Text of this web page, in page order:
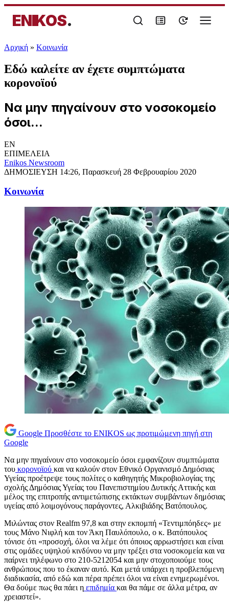
ENIKOS.
Αρχική » Κοινωνία
Εδώ καλείτε αν έχετε συμπτώματα
κορονοϊού
Να μην πηγαίνουν στο νοσοκομείο
όσοι...
EN
ΕΠΙΜΕΛΕΙΑ
Enikos Newsroom
ΔΗΜΟΣΙΕΥΣΗ 14:26, Παρασκευή 28 Φεβρουαρίου 2020
Κοινωνία
Google Προσθέστε το ENIKOS ως προτιμώμενη πηγή στη
Google
Να μην πηγαίνουν στο νοσοκομείο όσοι εμφανίζουν συμπτώματα
του κορονοϊού και να καλούν στον Εθνικό Οργανισμό Δημόσιας
Υγείας προέτρεψε τους πολίτες ο καθηγητής Μικροβιολογίας της
σχολής Δημόσιας Υγείας του Πανεπιστημίου Δυτικής Αττικής και
μέλος της επιτροπής αντιμετώπισης εκτάκτων συμβάντων δημόσιας
υγείας από λοιμογόνους παράγοντες, Αλκιβιάδης Βατόπουλος.
Μιλώντας στον Realfm 97,8 και στην εκπομπή «Τεντιμπόηδες» με
τους Μάνο Νιφλή και τον Άκη Παυλόπουλο, ο κ. Βατόπουλος
τόνισε ότι «προσοχή, όλοι να λέμε ότι όποιος αρρωστήσει και είναι
στις ομάδες υψηλού κινδύνου να μην τρέξει στα νοσοκομεία και να
παίρνει τηλέφωνο στο 210-5212054 και μην στοχοποιούμε τους
ανθρώπους που το έκαναν αυτό. Και μετά υπάρχει η προβλεπόμενη
διαδικασία, από εδώ και πέρα πρέπει όλοι να είναι ενημερωμένοι.
Θα δούμε πως θα πάει η επιδημία και θα πάμε σε άλλα μέτρα, αν
χρειαστεί».